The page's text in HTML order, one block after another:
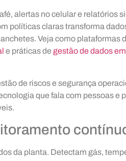
alertas no celular e relatórios
políticas claras transforma
Veja como plataformas
e práticas de gestão de dados
de riscos e segurança
que fala com pessoas e
da planta. Detectam gás,